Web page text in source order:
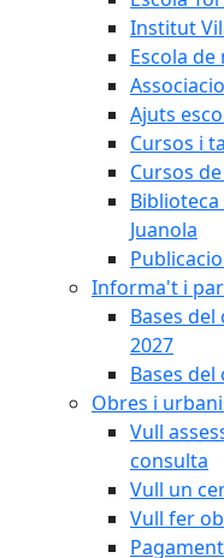
Institut
Escola
Ajuts
Cursos i
Cursos
Biblioteca
Juanola
Informa't i
Bases
2027
Bases
Obres i
Vull
consulta
Vull un
Vull fer